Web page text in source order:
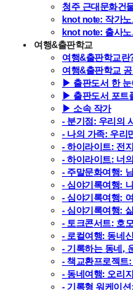
청주 근대문화건
knot note: 작가노
knot note: 출사노
여행&출판학교
여행&출판학교란
여행&출판학교 공
▶ 출판도서 한 눈
▶ 출판도서 포트
▶ 소속 작가
- 분기점: 우리의
- 나의 가족: 우리
- 하이라이트: 전
- 하이라이트: 너
- 주말문화여행:
- 심야기록여행:
- 심야기록여행:
- 심야기록여행:
- 토크콘서트: 호
- 로컬여행: 동네
- 기록하는 동네,
- 책교환프로젝트:
- 동네여행: 오리
- 기록형 워케이